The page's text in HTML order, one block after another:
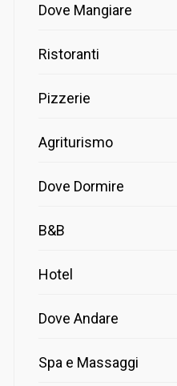
Dove Mangiare
Ristoranti
Pizzerie
Agriturismo
Dove Dormire
B&B
Hotel
Dove Andare
Spa e Massaggi